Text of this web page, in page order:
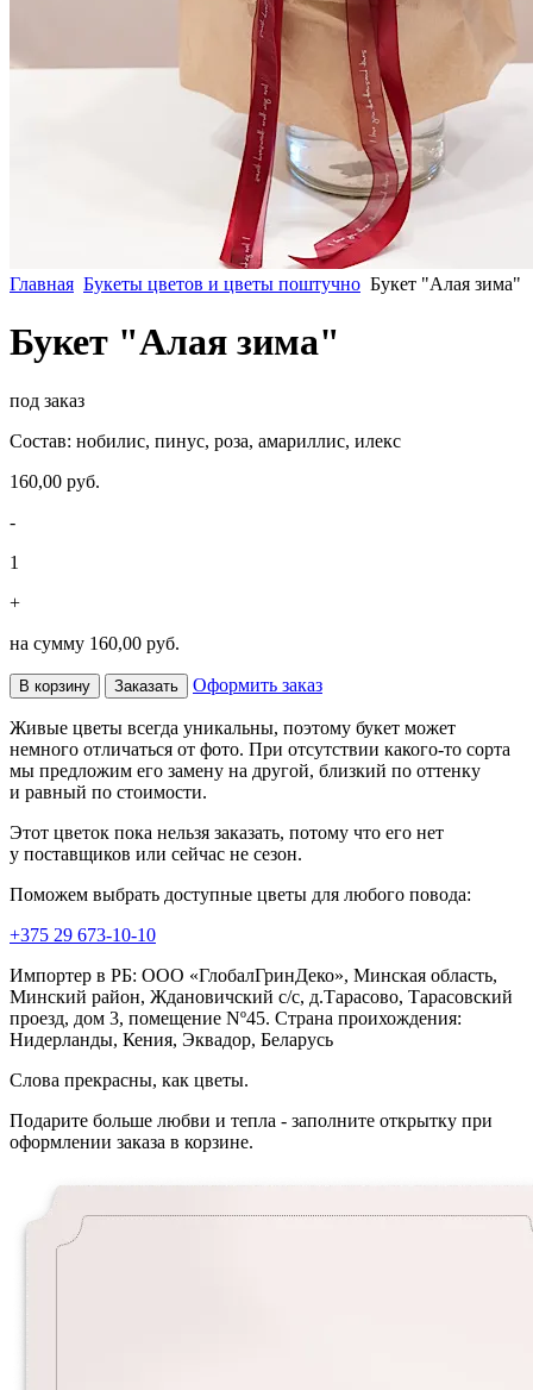
Главная Букеты цветов и цветы поштучно Букет "Алая зима"
Букет "Алая зима"
под заказ
Состав: нобилис, пинус, роза, амариллис, илекс
160,00 руб.
-
1
+
на сумму 160,00 руб.
В корзину Заказать Оформить заказ
Живые цветы всегда уникальны, поэтому букет может
немного отличаться от фото. При отсутствии какого-то сорта
мы предложим его замену на другой, близкий по оттенку
и равный по стоимости.
Этот цветок пока нельзя заказать, потому что его нет
у поставщиков или сейчас не сезон.
Поможем выбрать доступные цветы для любого повода:
+375 29 673-10-10
Импортер в РБ: ООО «ГлобалГринДеко», Минская область,
Минский район, Ждановичский с/с, д.Тарасово, Тарасовский
проезд, дом 3, помещение Nº45. Страна проихождения:
Нидерланды, Кения, Эквадор, Беларусь
Слова прекрасны, как цветы.
Подарите больше любви и тепла - заполните открытку при
оформлении заказа в корзине.